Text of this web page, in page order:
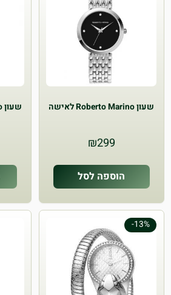
שעון Roberto Marino לאישה
₪299
הוספה לסל
שעון Roberto Marino לאישה
למוצר
זה
-13%